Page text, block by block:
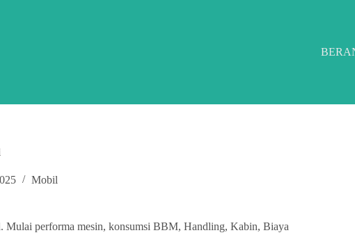
Mobil
Mulai performa mesin, konsumsi BBM, Handling, Kabin, Biaya